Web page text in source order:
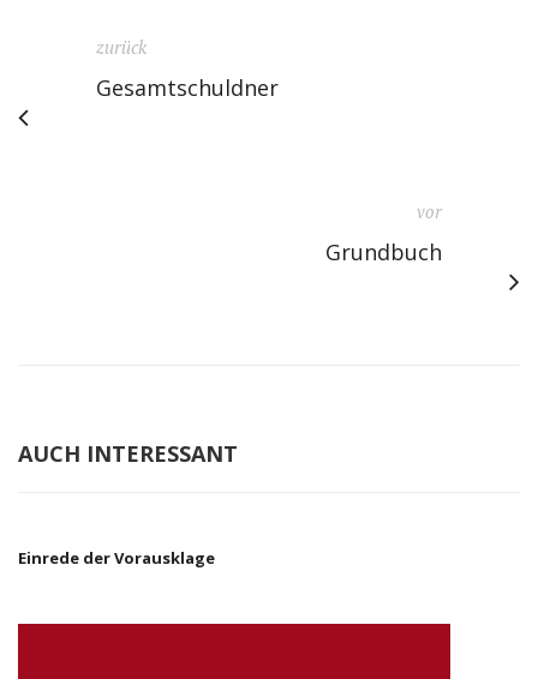
zurück
Gesamtschuldner
vor
Grundbuch
AUCH INTERESSANT
Einrede der Vorausklage